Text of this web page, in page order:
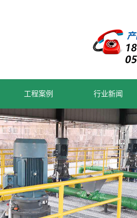
工程案例 行业新闻